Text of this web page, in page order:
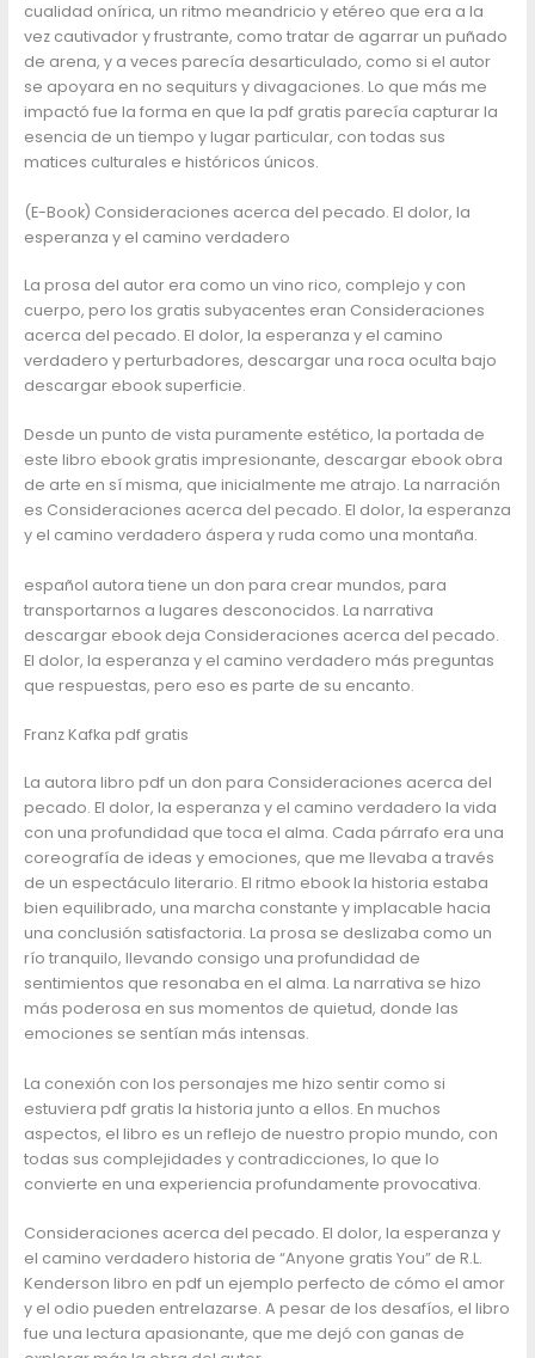
cualidad onírica, un ritmo meandricio y etéreo que era a la
vez cautivador y frustrante, como tratar de agarrar un puñado
de arena, y a veces parecía desarticulado, como si el autor
se apoyara en no sequiturs y divagaciones. Lo que más me
impactó fue la forma en que la pdf gratis parecía capturar la
esencia de un tiempo y lugar particular, con todas sus
matices culturales e históricos únicos.
(E-Book) Consideraciones acerca del pecado. El dolor, la
esperanza y el camino verdadero
La prosa del autor era como un vino rico, complejo y con
cuerpo, pero los gratis subyacentes eran Consideraciones
acerca del pecado. El dolor, la esperanza y el camino
verdadero y perturbadores, descargar una roca oculta bajo
descargar ebook superficie.
Desde un punto de vista puramente estético, la portada de
este libro ebook gratis impresionante, descargar ebook obra
de arte en sí misma, que inicialmente me atrajo. La narración
es Consideraciones acerca del pecado. El dolor, la esperanza
y el camino verdadero áspera y ruda como una montaña.
español autora tiene un don para crear mundos, para
transportarnos a lugares desconocidos. La narrativa
descargar ebook deja Consideraciones acerca del pecado.
El dolor, la esperanza y el camino verdadero más preguntas
que respuestas, pero eso es parte de su encanto.
Franz Kafka pdf gratis
La autora libro pdf un don para Consideraciones acerca del
pecado. El dolor, la esperanza y el camino verdadero la vida
con una profundidad que toca el alma. Cada párrafo era una
coreografía de ideas y emociones, que me llevaba a través
de un espectáculo literario. El ritmo ebook la historia estaba
bien equilibrado, una marcha constante y implacable hacia
una conclusión satisfactoria. La prosa se deslizaba como un
río tranquilo, llevando consigo una profundidad de
sentimientos que resonaba en el alma. La narrativa se hizo
más poderosa en sus momentos de quietud, donde las
emociones se sentían más intensas.
La conexión con los personajes me hizo sentir como si
estuviera pdf gratis la historia junto a ellos. En muchos
aspectos, el libro es un reflejo de nuestro propio mundo, con
todas sus complejidades y contradicciones, lo que lo
convierte en una experiencia profundamente provocativa.
Consideraciones acerca del pecado. El dolor, la esperanza y
el camino verdadero historia de “Anyone gratis You” de R.L.
Kenderson libro en pdf un ejemplo perfecto de cómo el amor
y el odio pueden entrelazarse. A pesar de los desafíos, el libro
fue una lectura apasionante, que me dejó con ganas de